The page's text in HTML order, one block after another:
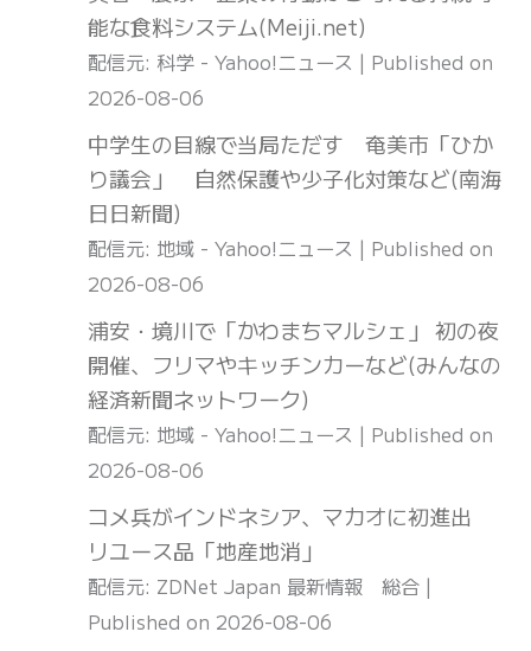
能な食料システム(Meiji.net)
配信元: 科学 - Yahoo!ニュース
Published on
2026-08-06
中学生の目線で当局ただす 奄美市「ひか
り議会」 自然保護や少子化対策など(南海
日日新聞)
配信元: 地域 - Yahoo!ニュース
Published on
2026-08-06
浦安・境川で「かわまちマルシェ」 初の夜
開催、フリマやキッチンカーなど(みんなの
経済新聞ネットワーク)
配信元: 地域 - Yahoo!ニュース
Published on
2026-08-06
コメ兵がインドネシア、マカオに初進出
リユース品「地産地消」
配信元: ZDNet Japan 最新情報 総合
Published on 2026-08-06